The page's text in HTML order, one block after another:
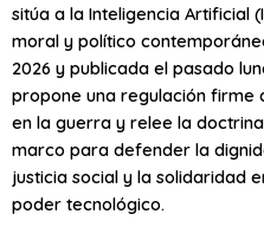
sitúa a la Inteligencia Artificial
moral y político
2026 y publicada el pasado
propone una regulación firme
en la guerra y relee la
marco para defender la
justicia social y la solidaridad
poder tecnológico.